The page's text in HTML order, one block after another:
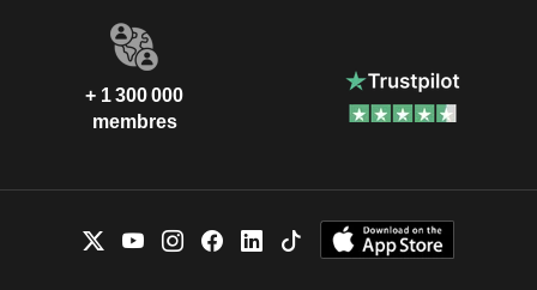
+ 1 300 000
membres